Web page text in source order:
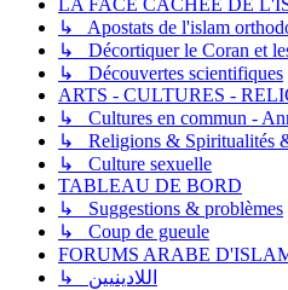
LA FACE CACHÉE DE
↳ Apostats de l'islam
↳ Décortiquer le Coran et
↳ Découvertes scientifiques
ARTS - CULTURES -
↳ Cultures en commun -
↳ Religions & Spiritualités
↳ Culture sexuelle
TABLEAU DE BORD
↳ Suggestions & problèmes
↳ Coup de gueule
↳ اللادينيين